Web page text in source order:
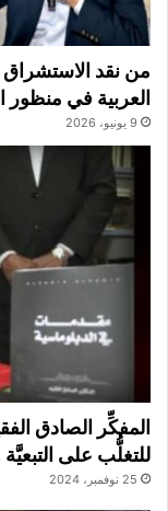
من نقد الاستشراق
العربية في منظور
9 يونيو، 2026
المفكِّر الصادق
للتغلُّب على التبعيَّة
25 نوفمبر، 2024